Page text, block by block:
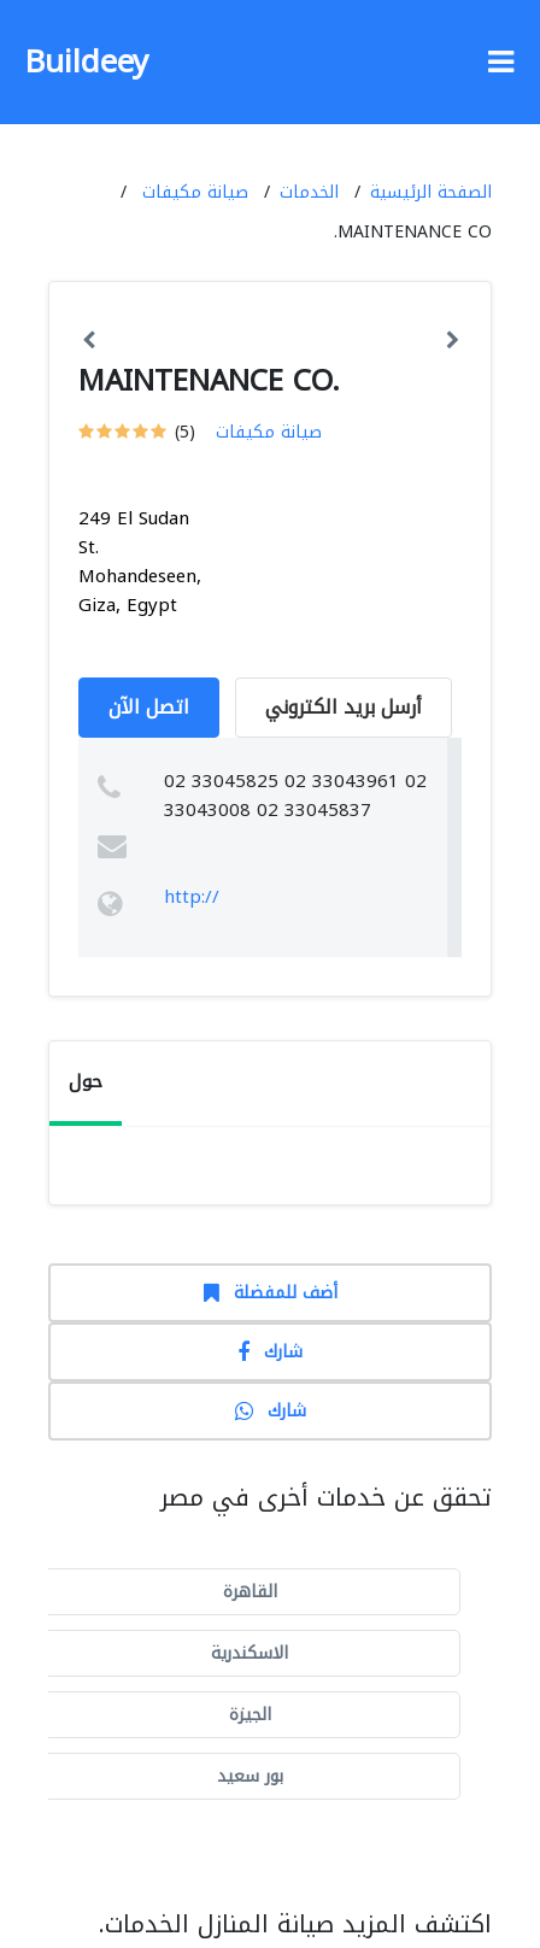
Buildeey
الصفحة الرئيسية الخدمات
صيانة مكيفات
MAINTENANCE CO.
MAINTENANCE CO.
(5) صيانة مكيفات
249 El Sudan
St.
Mohandeseen,
Giza, Egypt
اتصل الآن أرسل بريد الكتروني
02 33045825 02 33043961 02
33043008 02 33045837
http://
حول
أضف للمفضلة
شارك
شارك
تحقق عن خدمات أخرى في مصر
القاهرة
الاسكندرية
الجيزة
بور سعيد
اكتشف المزيد صيانة المنازل الخدمات.